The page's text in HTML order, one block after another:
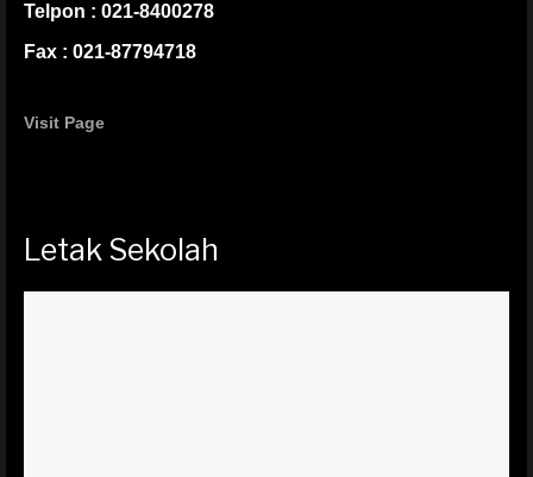
Telpon : 021-8400278
Fax : 021-87794718
Visit Page
Letak Sekolah